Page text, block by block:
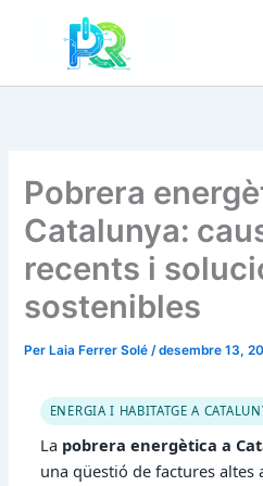
contingut
Pobrera
Catalunya:
recents i
sostenibles
Per Laia Ferrer Solé/desembre 13,
ENERGIA I HABITATGE A
La pobrera energètica a
una qüestió de factures altes